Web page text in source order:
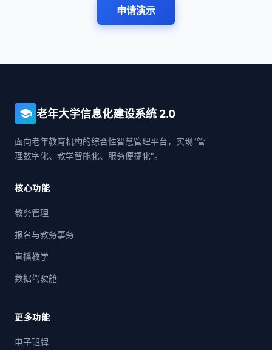
申请演示
school 老年大学信息化建设系统 2.0
面向老年教育机构的综合性智慧管理平台，实现"管
理数字化、教学智能化、服务便捷化"。
核心功能
教务管理
报名与教务事务
直播教学
数据驾驶舱
更多功能
电子班牌